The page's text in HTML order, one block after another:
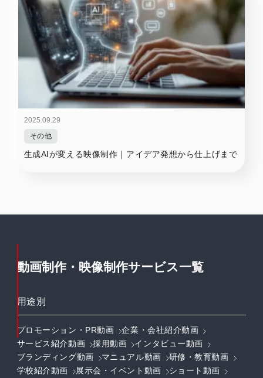
2025.09.29
その他
生成AIが変える映像制作｜アイデア発想から仕上げまで
動画制作・映像制作サービス一覧
用途別
プロモーション・PR動画
企業・会社紹介動画
サービス紹介動画
採用動画
インタビュー動画
ブランディング動画
マニュアル動画
研修・教育動画
学校紹介動画
展示会・イベント動画
ショート動画